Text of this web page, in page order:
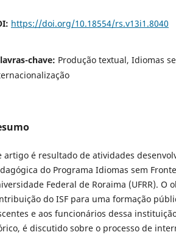
https://doi.org/10.18554/rs.v13i1.8040
chave: Produção textual, Idiomas
artigo é resultado de atividades
do Programa Idiomas sem
Federal de Roraima (UFRR). O
do ISF para uma formação
e aos funcionários dessa
é discutido sobre o processo de